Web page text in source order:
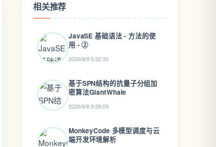
相关推荐
JavaSE 基础语法 - 方法的使
用 - ②
2026/8/9 5:32:33
基于SPN结构的抗量子分组加
密算法GiantWhale
2026/8/8 9:28:03
MonkeyCode 多模型调度与云
端开发环境解析